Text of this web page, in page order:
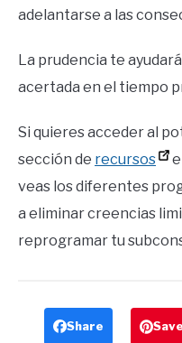
adelantarse a las
La prudencia te
acertada en el tiempo
Si quieres acceder al
sección de recursos
veas los diferentes
a eliminar creencias
reprogramar tu
Share Save